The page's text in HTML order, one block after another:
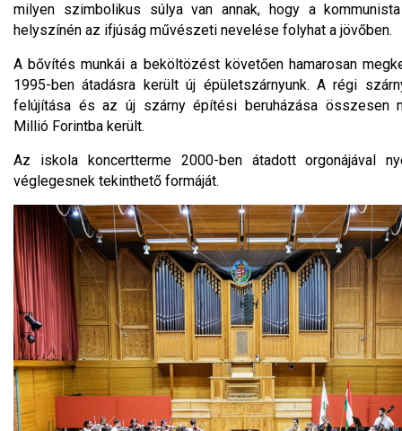
milyen szimbolikus súlya van annak, hogy a
helyszínén az ifjúság művészeti nevelése folyhat a jövőben.
A bővítés munkái a beköltözést követően hamarosan
1995-ben átadásra került új épületszárnyunk. A régi
felújítása és az új szárny építési beruházása összesen
Millió Forintba került.
Az iskola koncertterme 2000-ben átadott orgonájával
véglegesnek tekinthető formáját.